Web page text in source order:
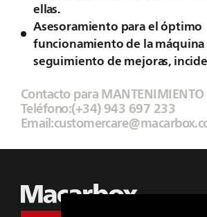
ellas.
Asesoramiento para el óptimo
funcionamiento de la máquina
seguimiento de mejoras,
Contacto para MANTENIMIENTO
Teléfono:(+34) 943 697 233
Email: